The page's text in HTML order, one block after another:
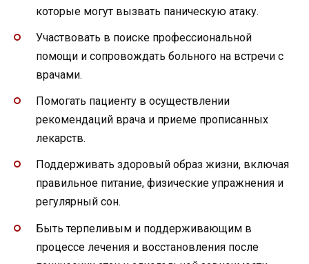
которые могут вызвать паническую атаку.
Участвовать в поиске профессиональной
помощи и сопровождать больного на встречи с
врачами.
Помогать пациенту в осуществлении
рекомендаций врача и приеме прописанных
лекарств.
Поддерживать здоровый образ жизни, включая
правильное питание, физические упражнения и
регулярный сон.
Быть терпеливым и поддерживающим в
процессе лечения и восстановления после